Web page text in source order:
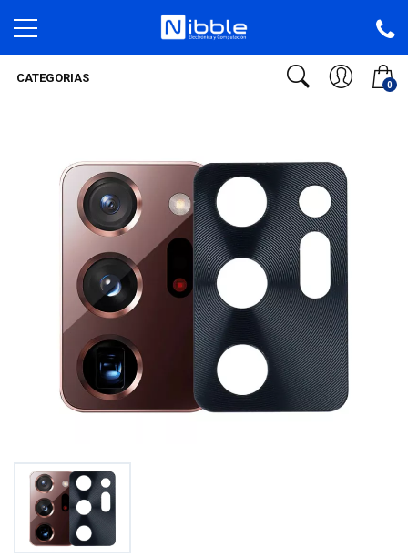
0
CATEGORIAS